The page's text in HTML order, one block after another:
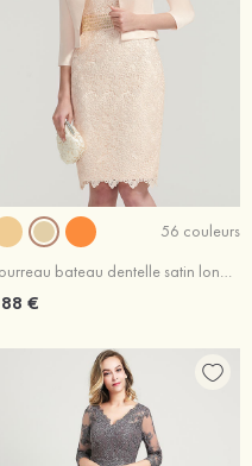
56 couleurs
Fourreau bateau dentelle satin longueur genou robe de mère de la mariée avec perle veste
€